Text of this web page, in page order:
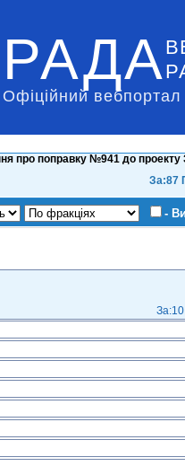
РАДА
Офіційний
про поправку №941 до проекту
За:87
-